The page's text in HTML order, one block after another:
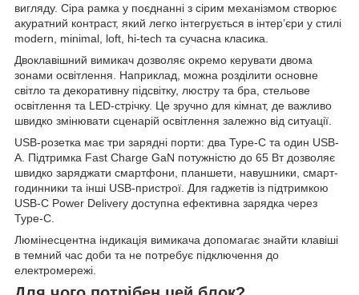
вигляду. Сіра рамка у поєднанні з сірим механізмом створює
акуратний контраст, який легко інтегрується в інтер’єри у стилі
modern, minimal, loft, hi-tech та сучасна класика.
Двоклавішний вимикач дозволяє окремо керувати двома
зонами освітлення. Наприклад, можна розділити основне
світло та декоративну підсвітку, люстру та бра, стельове
освітлення та LED-стрічку. Це зручно для кімнат, де важливо
швидко змінювати сценарій освітлення залежно від ситуації.
USB-розетка має три зарядні порти: два Type-C та один USB-
A. Підтримка Fast Charge GaN потужністю до 65 Вт дозволяє
швидко заряджати смартфони, планшети, навушники, смарт-
годинники та інші USB-пристрої. Для гаджетів із підтримкою
USB-C Power Delivery доступна ефективна зарядка через
Type-C.
Люмінесцентна індикація вимикача допомагає знайти клавіші
в темний час доби та не потребує підключення до
електромережі.